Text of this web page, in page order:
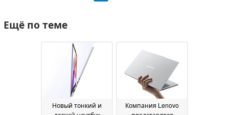
Ещё по теме
Новый тонкий и
Компания Lenovo